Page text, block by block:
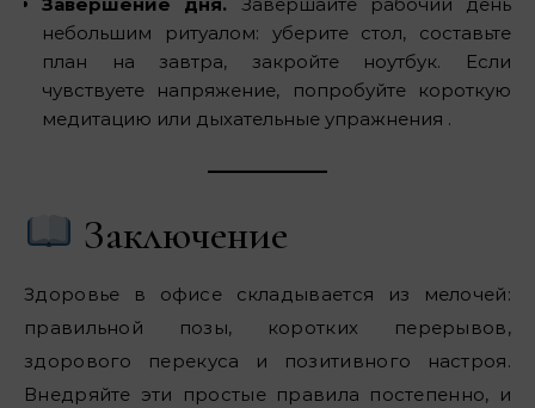
небольшим ритуалом: уберите стол, составьте
план на завтра, закройте ноутбук. Если
чувствуете напряжение, попробуйте короткую
медитацию или дыхательные упражнения .
Заключение
Здоровье в офисе складывается из мелочей:
правильной позы, коротких перерывов,
здорового перекуса и позитивного настроя.
Внедряйте эти простые правила постепенно, и